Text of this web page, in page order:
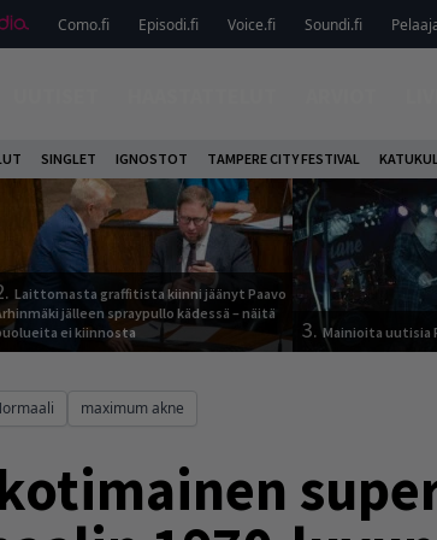
Como.fi Episodi.fi Voice.fi Soundi.fi
SINGLET IGNOSTOT TAMPERE CITY FESTIVAL
Laittomasta graffitista kiinni jäänyt Paavo
jälleen spraypullo kädessä – näitä
ei kiinnosta
3.Mainioita uutisia
maximum akne